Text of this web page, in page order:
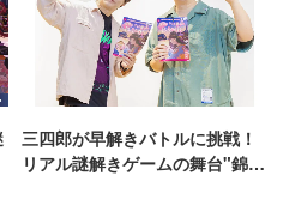
三四郎が早解きバトルに挑戦！
リアル謎解きゲームの舞台"錦糸